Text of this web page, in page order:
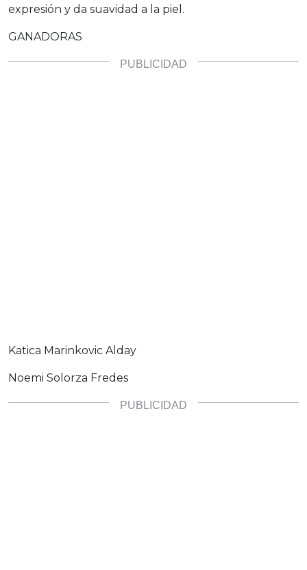
expresión y da suavidad a la piel.
GANADORAS
Katica Marinkovic Alday
Noemi Solorza Fredes